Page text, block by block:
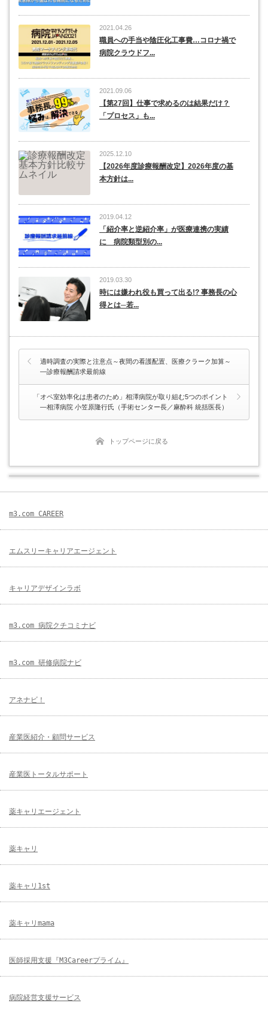
2021.04.26
職員への手当や陰圧化工事費…コロナ禍で
病院クラウドフ...
2021.09.06
【第27回】仕事で求めるのは結果だけ？
「プロセス」も...
2025.12.10
【2026年度診療報酬改定】2026年度の基
本方針は...
2019.04.12
「紹介率と逆紹介率」が医療連携の実績
に 病院類型別の...
2019.03.30
時には嫌われ役も買って出る!? 事務長の心
得とは─若...
適時調査の実際と注意点～夜間の看護配置、医療クラーク加算～
―診療報酬請求最前線
「オペ室効率化は患者のため」相澤病院が取り組む5つのポイント
―相澤病院 小笠原隆行氏（手術センター長／麻酔科 統括医長）
トップページに戻る
m3.com CAREER
エムスリーキャリアエージェント
キャリアデザインラボ
m3.com 病院クチコミナビ
m3.com 研修病院ナビ
アネナビ！
産業医紹介・顧問サービス
産業医トータルサポート
薬キャリエージェント
薬キャリ
薬キャリ1st
薬キャリmama
医師採用支援『M3Careerプライム』
病院経営支援サービス